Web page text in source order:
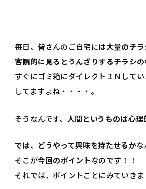
毎日、皆さんのご自宅には大量のチラ
客観的に見るとうんざりするチラシ
すぐにゴミ箱にダイレクトＩＮして
してますよね・・・・。
そうなんです、 人間というものは心
では、どうやって興味を持たせるかな
そこが今回のポイントなのです！！
それでは、ポイントごとにみていき